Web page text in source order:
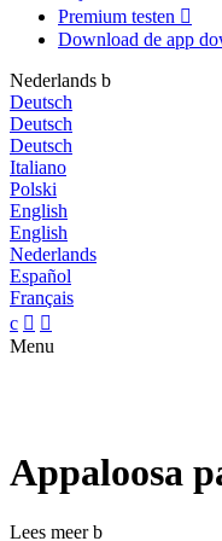
Premium testen 
Download de app
Nederlands b
Deutsch
Deutsch
Deutsch
Italiano
Polski
English
English
Nederlands
Español
Français
c  
Menu
Appaloosa
Lees meerb